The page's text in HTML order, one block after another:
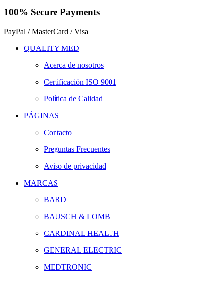
100% Secure Payments
PayPal / MasterCard / Visa
QUALITY MED
Acerca de nosotros
Certificación ISO 9001
Política de Calidad
PÁGINAS
Contacto
Preguntas Frecuentes
Aviso de privacidad
MARCAS
BARD
BAUSCH & LOMB
CARDINAL HEALTH
GENERAL ELECTRIC
MEDTRONIC